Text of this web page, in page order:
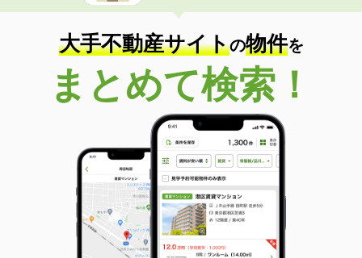
大手不動産サイトの物件を
まとめて検索！